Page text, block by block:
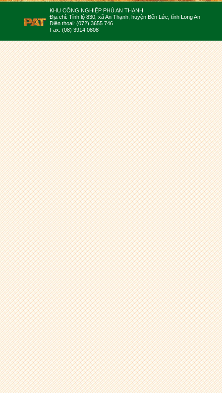
KHU CÔNG NGHIỆP PHÚ AN THẠNH
Địa chỉ: Tỉnh lộ 830, xã An Thạnh, huyện Bến Lức, tỉnh Long An
Điện thoại: (072) 3655 746
Fax: (08) 3914 0808